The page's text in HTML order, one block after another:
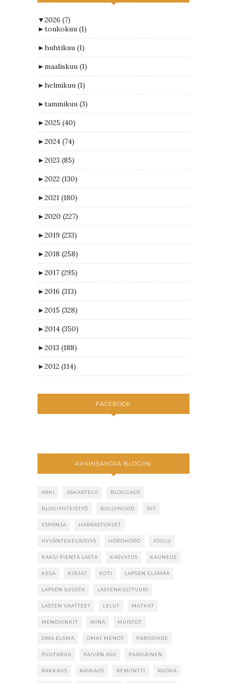
▼2026 (7)
►toukokuu (1)
►huhtikuu (1)
►maaliskuu (1)
►helmikuu (1)
►tammikuu (3)
►2025 (40)
►2024 (74)
►2023 (85)
►2022 (130)
►2021 (180)
►2020 (227)
►2019 (233)
►2018 (258)
►2017 (295)
►2016 (313)
►2015 (328)
►2014 (350)
►2013 (188)
►2012 (114)
FACEBOOK
AVAINSANOJA BLOGIIN:
ARKI ASKARTELU BLOGGAUS
BLOGIYHTEISTYÖ BOLLYWOOD DIY
ESPANJA HARRASTUKSET
HYVÄNTEKEVÄISYYS HÖPÖHÖPÖ JOULU
KAKSI PIENTÄ LASTA KASVATUS KAUNEUS
KESÄ KIRJAT KOTI LAPSEN ELÄMÄÄ
LAPSEN SUUSTA LASTENKULTTUURI
LASTEN VAATTEET LELUT MATKAT
MENOVINKIT MINÄ MUISTOT
OMA ELÄMÄ OMAT MENOT PARISUHDE
PUUTARHA PÄIVÄN ASU PÄÄSIÄINEN
RAKKAUS RASKAUS REMONTTI RUOKA